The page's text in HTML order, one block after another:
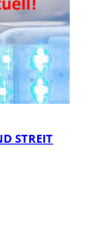
STREIT